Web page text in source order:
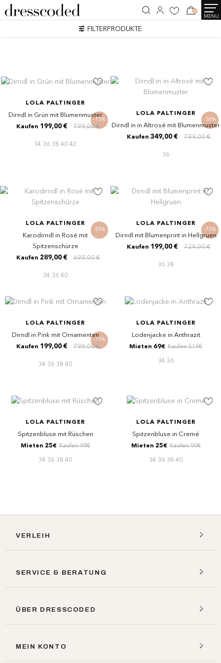
MENU
0
FILTERPRODUKTE
SEARCH RESULTS
-75%
LOLA PALTINGER
Dirndl in Grün mit Blumenmuster
799,00 €
Kaufen 199,00 €
34 36 38 40 42
-56%
LOLA PALTINGER
Dirndl in in Altrosé mit Blumenmuster
799,00 €
Kaufen 349,00 €
36
-59%
LOLA PALTINGER
Karodirndl in Rosé mit
Spitzenschürze
699,00 €
Kaufen 289,00 €
34 36 40
-73%
LOLA PALTINGER
Dirndl mit Blumenprint in Hellgruen
729,00 €
Kaufen 199,00 €
36 38
-75%
LOLA PALTINGER
Dirndl in Pink mit Ornamenten
799,00 €
Kaufen 199,00 €
34 36 38 40
LOLA PALTINGER
Lodenjacke in Anthrazit
Mieten 69€ Kaufen 519€
34 36
LOLA PALTINGER
Spitzenbluse mit Rüschen
Mieten 25€ Kaufen 99€
34 36 38 40
LOLA PALTINGER
Spitzenbluse in Cremé
Mieten 25€ Kaufen 99€
34 36 38 40
VERLEIH
SERVICE & BERATUNG
ÜBER DRESSCODED
MEIN KONTO